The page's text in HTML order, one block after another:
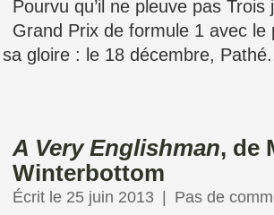
Pourvu qu’il ne pleuve pas
Grand Prix de formule 1 avec le
gloire : le 18 décembre,
A Very Englishman, de
Winterbottom
Écrit le 25 juin 2013 Pas de